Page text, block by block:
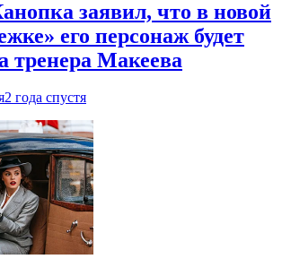
заявил, что в новой
его персонаж будет
тренера Макеева
2 года спустя